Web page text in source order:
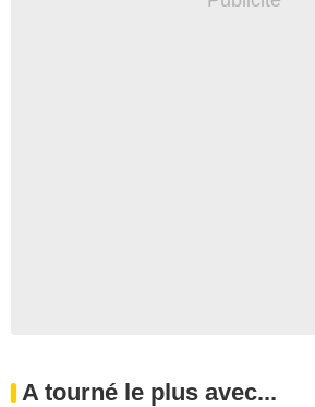
A tourné le plus avec...